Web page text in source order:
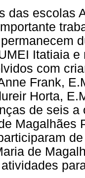
das escolas
Itatiaia
com
Frank,
Horta,
de seis
Magalhães
de